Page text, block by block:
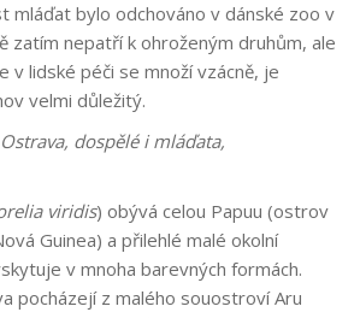
mláďat bylo odchováno v dánské zoo v
zatím nepatří k ohroženým druhům, ale
v lidské péči se množí vzácně, je
velmi důležitý.
dospělé i mláďata,
viridis) obývá celou Papuu (ostrov
Guinea) a přilehlé malé okolní
v mnoha barevných formách.
pocházejí z malého souostroví Aru